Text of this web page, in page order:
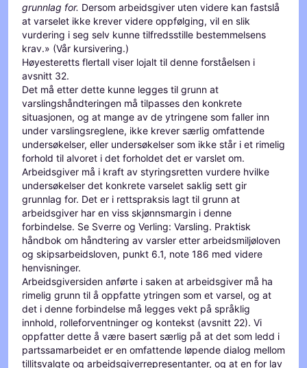
grunnlag for. Dersom arbeidsgiver uten videre kan fastslå
at varselet ikke krever videre oppfølging, vil en slik
vurdering i seg selv kunne tilfredsstille bestemmelsens
krav.» (Vår kursivering.)
Høyesteretts flertall viser lojalt til denne forståelsen i
avsnitt 32.
Det må etter dette kunne legges til grunn at
varslingshåndteringen må tilpasses den konkrete
situasjonen, og at mange av de ytringene som faller inn
under varslingsreglene, ikke krever særlig omfattende
undersøkelser, eller undersøkelser som ikke står i et rimelig
forhold til alvoret i det forholdet det er varslet om.
Arbeidsgiver må i kraft av styringsretten vurdere hvilke
undersøkelser det konkrete varselet saklig sett gir
grunnlag for. Det er i rettspraksis lagt til grunn at
arbeidsgiver har en viss skjønnsmargin i denne
forbindelse. Se Sverre og Verling: Varsling. Praktisk
håndbok om håndtering av varsler etter arbeidsmiljøloven
og skipsarbeidsloven, punkt 6.1, note 186 med videre
henvisninger.
Arbeidsgiversiden anførte i saken at arbeidsgiver må ha
rimelig grunn til å oppfatte ytringen som et varsel, og at
det i denne forbindelse må legges vekt på språklig
innhold, rolleforventninger og kontekst (avsnitt 22). Vi
oppfatter dette å være basert særlig på at det som ledd i
partssamarbeidet er en omfattende løpende dialog mellom
tillitsvalgte og arbeidsgiverrepresentanter, og at en for lav